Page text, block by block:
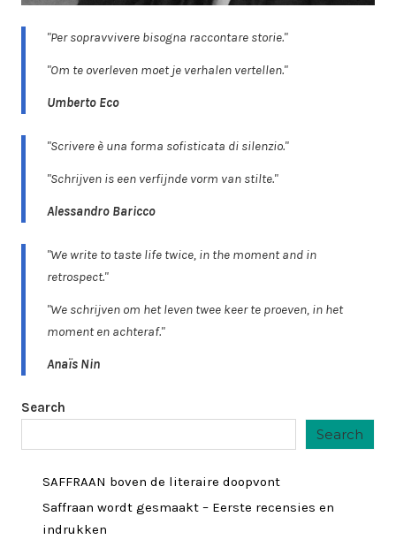
"Per sopravvivere bisogna raccontare storie."
"Om te overleven moet je verhalen vertellen."
Umberto Eco
"Scrivere è una forma sofisticata di silenzio."
"Schrijven is een verfijnde vorm van stilte."
Alessandro Baricco
"We write to taste life twice, in the moment and in
retrospect."
"We schrijven om het leven twee keer te proeven, in het
moment en achteraf."
Anaïs Nin
Search
Search
SAFFRAAN boven de literaire doopvont
Saffraan wordt gesmaakt – Eerste recensies en
indrukken